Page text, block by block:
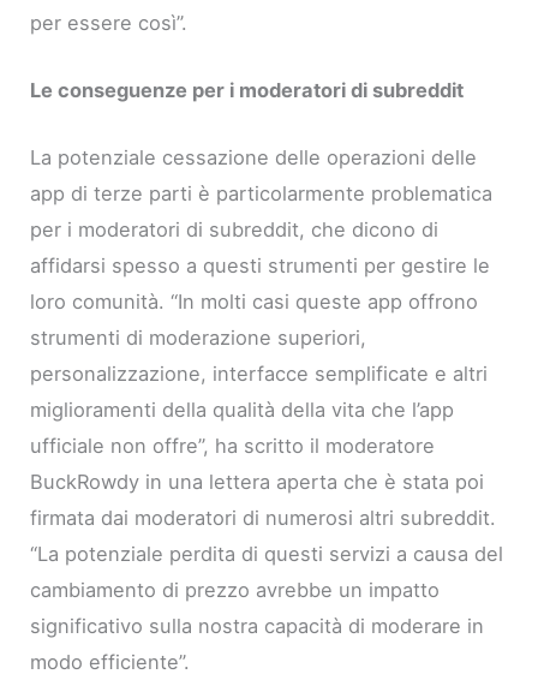
per essere così”.
Le conseguenze per i moderatori di subreddit
La potenziale cessazione delle operazioni delle
app di terze parti è particolarmente problematica
per i moderatori di subreddit, che dicono di
affidarsi spesso a questi strumenti per gestire le
loro comunità. “In molti casi queste app offrono
strumenti di moderazione superiori,
personalizzazione, interfacce semplificate e altri
miglioramenti della qualità della vita che l’app
ufficiale non offre”, ha scritto il moderatore
BuckRowdy in una lettera aperta che è stata poi
firmata dai moderatori di numerosi altri subreddit.
“La potenziale perdita di questi servizi a causa del
cambiamento di prezzo avrebbe un impatto
significativo sulla nostra capacità di moderare in
modo efficiente”.